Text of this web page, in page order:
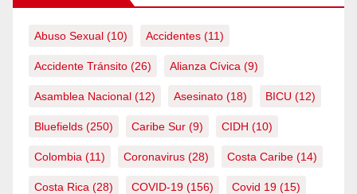
Abuso Sexual (10) Accidentes (11)
Accidente Tránsito (26) Alianza Cívica (9)
Asamblea Nacional (12) Asesinato (18) BICU (12)
Bluefields (250) Caribe Sur (9) CIDH (10)
Colombia (11) Coronavirus (28) Costa Caribe (14)
Costa Rica (28) COVID-19 (156) Covid 19 (15)